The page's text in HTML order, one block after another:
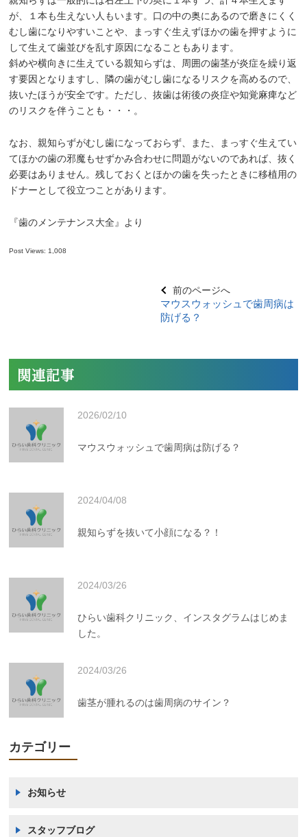
が、１本も生えない人もいます。口の中の奥にあるので磨きにくく
むし歯になりやすいことや、まっすぐ生えずほかの歯を押すように
して生えて歯並びを乱す原因になることもあります。
斜めや横向きに生えている親知らずは、周囲の歯茎が炎症を繰り返
す要因となりますし、隣の歯がむし歯になるリスクを高めるので、
抜いたほうが安全です。ただし、抜歯は術後の炎症や知覚麻痺など
のリスクを伴うことも・・・。
なお、親知らずがむし歯になっておらず、また、まっすぐ生えてい
てほかの歯の邪魔もせずかみ合わせに問題がないのであれば、抜く
必要はありません。残しておくとほかの歯を失ったときに移植用の
ドナーとして役立つことがあります。
『歯のメンテナンス大全』より
Post Views:1,008
前のページへ
マウスウォッシュで歯周病は
防げる？
関連記事
2026/02/10
マウスウォッシュで歯周病は防げる？
2024/04/08
親知らずを抜いて小顔になる？！
2024/03/26
ひらい歯科クリニック、インスタグラムはじめま
した。
2024/03/26
歯茎が腫れるのは歯周病のサイン？
カテゴリー
お知らせ
スタッフブログ